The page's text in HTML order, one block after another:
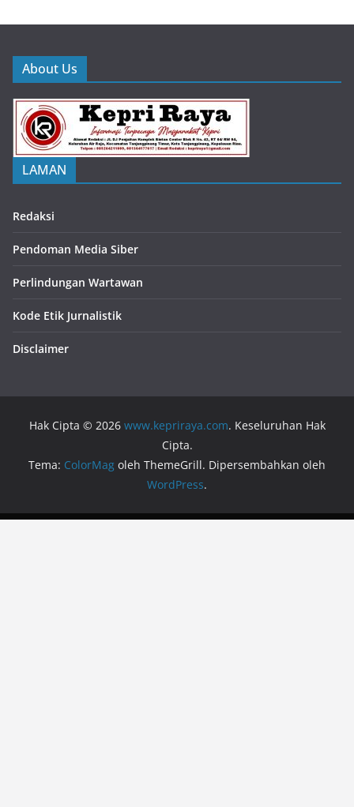
About Us
LAMAN
Redaksi
Pendoman Media Siber
Perlindungan Wartawan
Kode Etik Jurnalistik
Disclaimer
Hak Cipta © 2026 www.kepriraya.com. Keseluruhan Hak
Cipta.
Tema: ColorMag oleh ThemeGrill. Dipersembahkan oleh
WordPress.